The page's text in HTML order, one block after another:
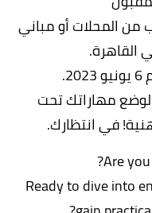
من المحلات أو مباني
القاهرة.
مهاراتك تحت
في انتظارك.
Are
Ready to dive into